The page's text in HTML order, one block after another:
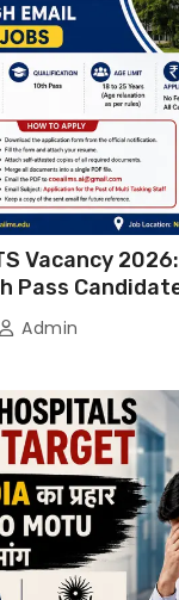
Vacancy
Pass
Admin